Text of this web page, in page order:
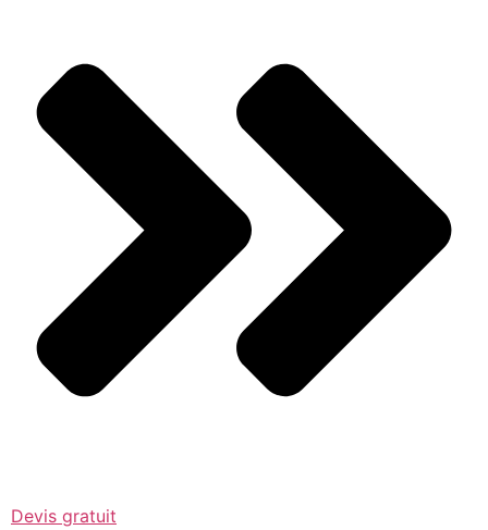
Devis gratuit